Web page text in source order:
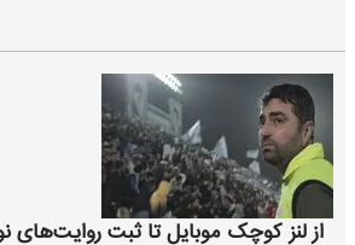
از لنز کوچک موبایل تا ثبت روایت‌های